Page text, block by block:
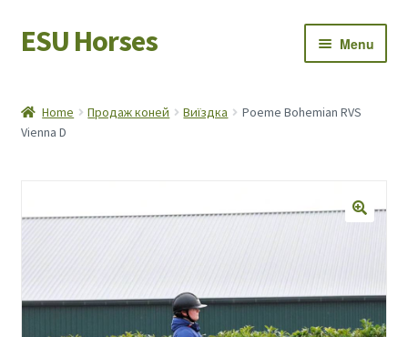
Skip
to
Skip
to
ESU Horses Menu
Latest news
Home Продаж коней Виїздка
Poeme Bohemian RVS
Vienna D